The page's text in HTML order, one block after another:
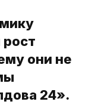
они не
24».